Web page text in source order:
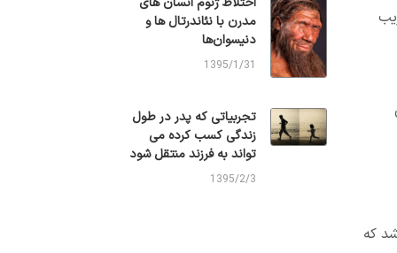
که
مدرن با نئاندرتال ها و
دنیسوان‌ها
1395/1/31
تجربیاتی که پدر در طول
زندگی کسب کرده می
تواند به فرزند منتقل شود
1395/2/3